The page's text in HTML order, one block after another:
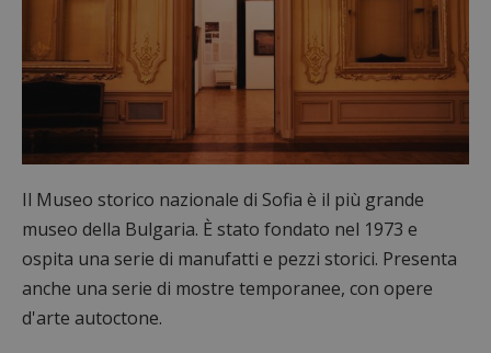
Il Museo storico nazionale di Sofia è il più grande
museo della Bulgaria. È stato fondato nel 1973 e
ospita una serie di manufatti e pezzi storici. Presenta
anche una serie di mostre temporanee, con opere
d'arte autoctone.